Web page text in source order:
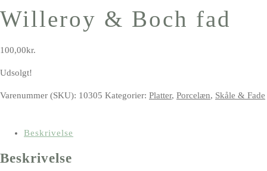
Willeroy & Boch fad
100,00kr.
Udsolgt!
Varenummer (SKU): 10305 Kategorier: Platter, Porcelæn, Skåle & Fade
Beskrivelse
Beskrivelse